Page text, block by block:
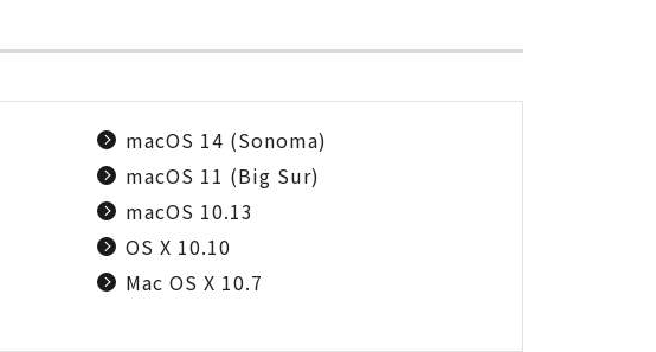
macOS 14 (Sonoma)
macOS 11 (Big Sur)
macOS 10.13
OS X 10.10
Mac OS X 10.7